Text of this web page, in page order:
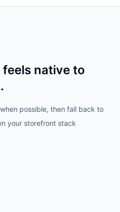
native to
possible, then fall back to
your storefront stack